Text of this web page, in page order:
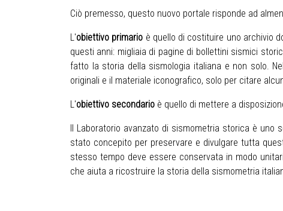
Ciò premesso, questo nuovo portale risponde ad
L'obiettivo primario è quello di costituire uno archivio
questi anni: migliaia di pagine di bollettini sismici
fatto la storia della sismologia italiana e non solo.
originali e il materiale iconografico, solo per citare
L'obiettivo secondario è quello di mettere a
Il Laboratorio avanzato di sismometria storica è
stato concepito per preservare e divulgare tutta
stesso tempo deve essere conservata in modo
che aiuta a ricostruire la storia della sismometria